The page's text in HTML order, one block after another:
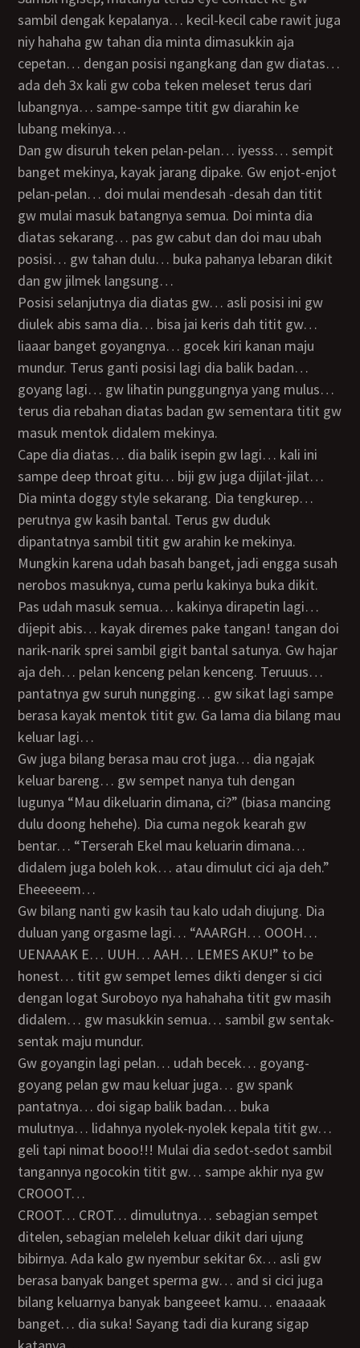
sambil dengak kepalanya… kecil-kecil cabe rawit juga
niy hahaha gw tahan dia minta dimasukkin aja
cepetan… dengan posisi ngangkang dan gw diatas…
ada deh 3x kali gw coba teken meleset terus dari
lubangnya… sampe-sampe titit gw diarahin ke
lubang mekinya…
dan gw disuruh teken pelan-pelan… iyesss… sempit
banget mekinya, kayak jarang dipake. Gw enjot-enjot
pelan-pelan… doi mulai mendesah -desah dan titit
gw mulai masuk batangnya semua. Doi minta dia
diatas sekarang… pas gw cabut dan doi mau ubah
posisi… gw tahan dulu… buka pahanya lebaran dikit
dan gw jilmek langsung…
Posisi selanjutnya dia diatas gw… asli posisi ini gw
diulek abis sama dia… bisa jai keris dah titit gw…
liaaar banget goyangnya… gocek kiri kanan maju
mundur. Terus ganti posisi lagi dia balik badan…
goyang lagi… gw lihatin punggungnya yang mulus…
terus dia rebahan diatas badan gw sementara titit gw
masuk mentok didalem mekinya.
Cape dia diatas… dia balik isepin gw lagi… kali ini
sampe deep throat gitu… biji gw juga dijilat-jilat…
Dia minta doggy style sekarang. Dia tengkurep…
perutnya gw kasih bantal. Terus gw duduk
dipantatnya sambil titit gw arahin ke mekinya.
Mungkin karena udah basah banget, jadi engga susah
nerobos masuknya, cuma perlu kakinya buka dikit.
Pas udah masuk semua… kakinya dirapetin lagi…
dijepit abis… kayak diremes pake tangan! tangan doi
narik-narik sprei sambil gigit bantal satunya. Gw hajar
aja deh… pelan kenceng pelan kenceng. Teruuus…
pantatnya gw suruh nungging… gw sikat lagi sampe
berasa kayak mentok titit gw. Ga lama dia bilang mau
keluar lagi…
gw juga bilang berasa mau crot juga… dia ngajak
keluar bareng… gw sempet nanya tuh dengan
lugunya “Mau dikeluarin dimana, ci?” (biasa mancing
dulu doong hehehe). Dia cuma negok kearah gw
bentar… “Terserah Ekel mau keluarin dimana…
didalem juga boleh kok… atau dimulut cici aja deh.”
Eheeeeem…
gw bilang nanti gw kasih tau kalo udah diujung. Dia
duluan yang orgasme lagi… “AAARGH… OOOH…
UENAAAK E… UUH… AAH… LEMES AKU!” to be
honest… titit gw sempet lemes dikti denger si cici
dengan logat Suroboyo nya hahahaha titit gw masih
didalem… gw masukkin semua… sambil gw sentak-
sentak maju mundur.
Gw goyangin lagi pelan… udah becek… goyang-
goyang pelan gw mau keluar juga… gw spank
pantatnya… doi sigap balik badan… buka
mulutnya… lidahnya nyolek-nyolek kepala titit gw…
geli tapi nimat booo!!! Mulai dia sedot-sedot sambil
tangannya ngocokin titit gw… sampe akhir nya gw
CROOOT…
CROOT… CROT… dimulutnya… sebagian sempet
ditelen, sebagian meleleh keluar dikit dari ujung
bibirnya. Ada kalo gw nyembur sekitar 6x… asli gw
berasa banyak banget sperma gw… and si cici juga
bilang keluarnya banyak bangeeet kamu… enaaaak
banget… dia suka! Sayang tadi dia kurang sigap